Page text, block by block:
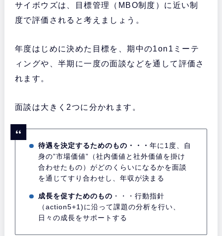
サイボウズは、目標管理（MBO制度）に近い制
度で評価されると考えましょう。
年度はじめに決めた目標を、期中の1on1ミーテ
ィングや、半期に一度の面談などを通して評価さ
れます。
面談は大きく2つに分かれます。
待遇を決定するためのもの・・・年に1度、自
身の”市場価値”（社内価値と社外価値を掛け
合わせたもの）がどのくらいになるかを面談
を通じてすり合わせし、年収が決まる
成長を促すためのもの ・・・行動指針
（action5+1)に沿って課題の分析を行い、
日々の成長をサポートする